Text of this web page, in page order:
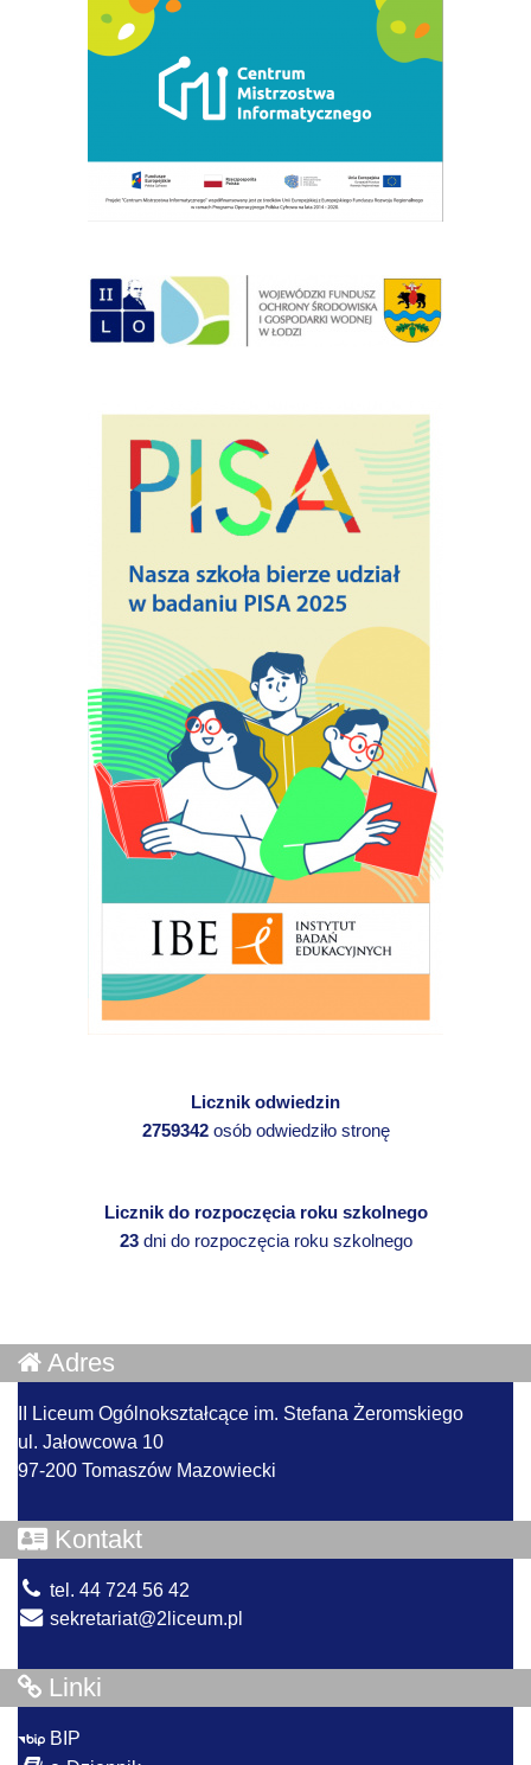
Licznik odwiedzin
2759342osób odwiedziło stronę
Licznik do rozpoczęcia roku szkolnego
23dni do rozpoczęcia roku szkolnego
Adres
II Liceum Ogólnokształcące im. Stefana Żeromskiego
ul. Jałowcowa 10
97-200 Tomaszów Mazowiecki
Kontakt
tel. 44 724 56 42
sekretariat@2liceum.pl
Linki
BIP